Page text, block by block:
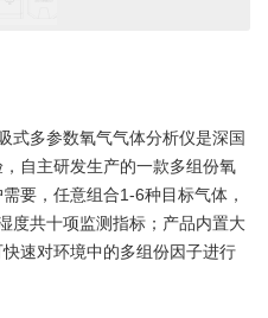
多参数氧气气体分析仪是深国
自主研发生产的一款多组份氧
要，任意组合1-6种目标气体，
度共十项监测指标；产品内置大
速对环境中的多组份因子进行